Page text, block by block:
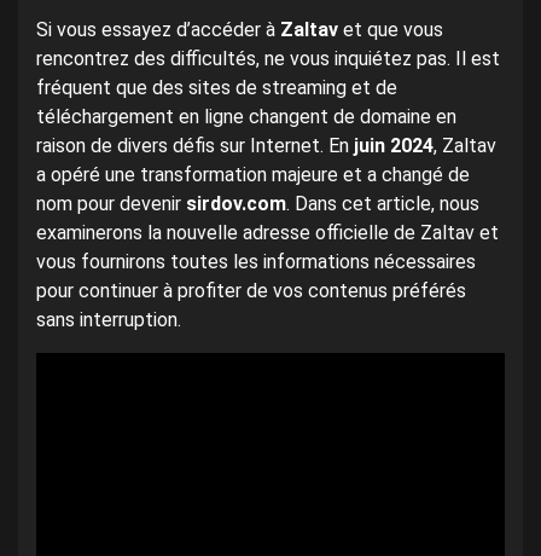
Si vous essayez d’accéder à Zaltav et que vous
rencontrez des difficultés, ne vous inquiétez pas. Il est
fréquent que des sites de streaming et de
téléchargement en ligne changent de domaine en
raison de divers défis sur Internet. En juin 2024, Zaltav
a opéré une transformation majeure et a changé de
nom pour devenir sirdov.com. Dans cet article, nous
examinerons la nouvelle adresse officielle de Zaltav et
vous fournirons toutes les informations nécessaires
pour continuer à profiter de vos contenus préférés
sans interruption.